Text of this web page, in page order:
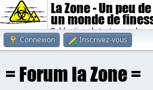
La Zone - Un peu
un monde de
Publication de textes
Connexion
Inscrivez-vous